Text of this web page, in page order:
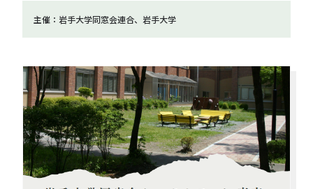
主催：岩手大学同窓会連合、岩手大学